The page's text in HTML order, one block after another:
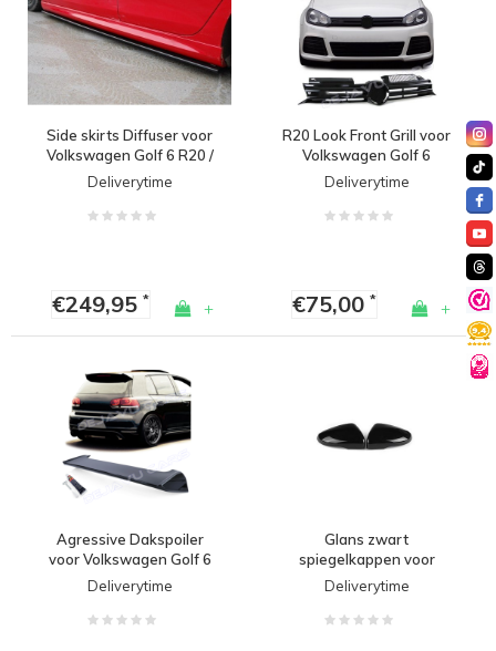
Side skirts Diffuser voor
Volkswagen Golf 6 R20 /
35TH EDITION35
Deliverytime
€249,95* +
R20 Look Front Grill voor
Volkswagen Golf 6
Deliverytime
€75,00* +
Agressive Dakspoiler
voor Volkswagen Golf 6
GTI / GTD / R20 / R line
Deliverytime
Glans zwart
spiegelkappen voor
Volkswagen Golf 6
Deliverytime